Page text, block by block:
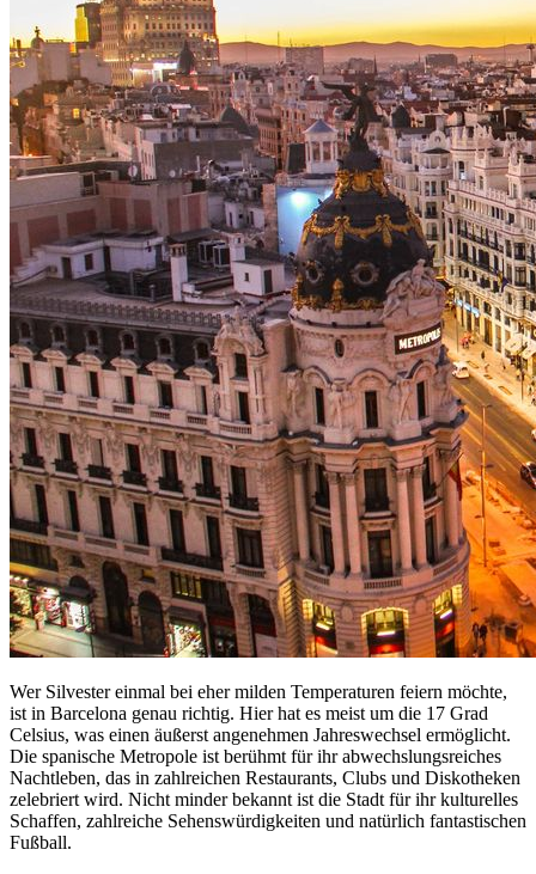
Wer Silvester einmal bei eher milden Temperaturen feiern möchte,
ist in Barcelona genau richtig. Hier hat es meist um die 17 Grad
Celsius, was einen äußerst angenehmen Jahreswechsel ermöglicht.
Die spanische Metropole ist berühmt für ihr abwechslungsreiches
Nachtleben, das in zahlreichen Restaurants, Clubs und Diskotheken
zelebriert wird. Nicht minder bekannt ist die Stadt für ihr kulturelles
Schaffen, zahlreiche Sehenswürdigkeiten und natürlich fantastischen
Fußball.